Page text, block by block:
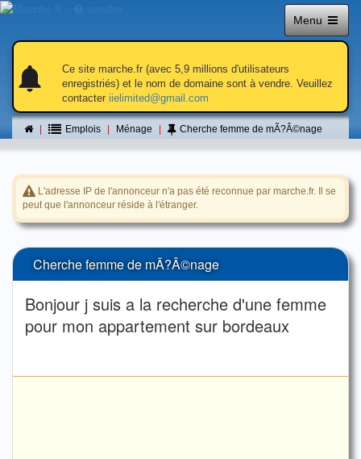
Menu
notifications
notifications
Ce site marche.fr (avec 5,9 millions d'utilisateurs
enregistriés) et le nom de domaine sont à vendre. Veuillez
contacter iielimited@gmail.com
Emplois Ménage Cherche femme de mÃ?Â©nage
Petite annonce
L'adresse IP de l'annonceur n'a pas été reconnue par marche.fr. Il se
peut que l'annonceur réside à l'étranger.
Cherche femme de mÃ?Â©nage
Bonjour j suis a la recherche d'une femme
pour mon appartement sur bordeaux